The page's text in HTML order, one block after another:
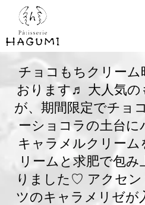
チョコもちクリーム
おります♬ 大人気の
が、期間限定でチョ
ーショコラの土台に
キャラメルクリーム
リームと求肥で包
りました♡ アクセン
ツのキャラメリゼ